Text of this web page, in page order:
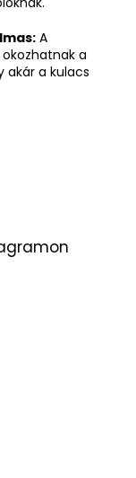
A
a
akár a kulacs